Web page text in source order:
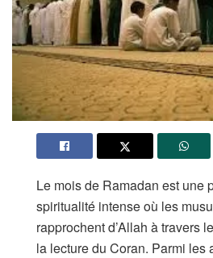
Le mois de Ramadan est une
spiritualité intense où les
rapprochent d’Allah à travers
la lecture du Coran. Parmi les